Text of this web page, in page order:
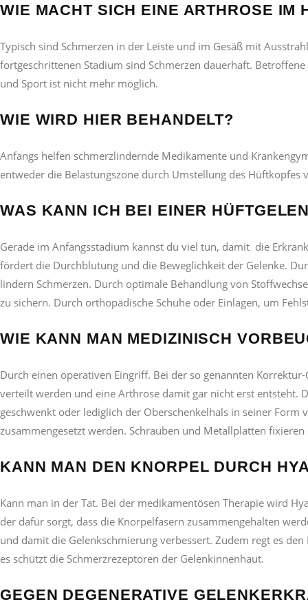
WIE MACHT SICH EINE ARTHROSE IM
Typisch sind Schmerzen in der Leiste und im Gesäß mit
fortgeschrittenen Stadium sind Schmerzen dauerhaft.
und Sport ist nicht mehr möglich.
WIE WIRD HIER BEHANDELT?
Anfangs helfen schmerzlindernde Medikamente und
entweder die Belastungszone durch Umstellung des
WAS KANN ICH BEI EINER
Gerade im Anfangsstadium kannst du viel tun, damit die
fördert die Durchblutung und die Beweglichkeit der Gelenke.
lindern Schmerzen. Durch optimale Behandlung von
zu sichern. Durch orthopädische Schuhe oder Einlagen, um
WIE KANN MAN MEDIZINISCH
Durch einen operativen Eingriff. Bei der so genannten
verteilt werden und eine Arthrose damit gar nicht erst entsteht.
geschwenkt oder lediglich der Oberschenkelhals in seiner
zusammengesetzt werden. Schrauben und Metallplatten
KANN MAN DEN KNORPEL DURCH
Kann man in der Tat. Bei der medikamentösen Therapie wird
der dafür sorgt, dass die Knorpelfasern zusammengehalten
und damit die Gelenkschmierung verbessert. Zudem regt es
es schützt die Schmerzrezeptoren der Gelenkinnenhaut.
GEGEN DEGENERATIVE